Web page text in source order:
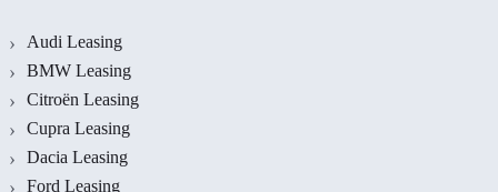
Audi Leasing
BMW Leasing
Citroën Leasing
Cupra Leasing
Dacia Leasing
Ford Leasing